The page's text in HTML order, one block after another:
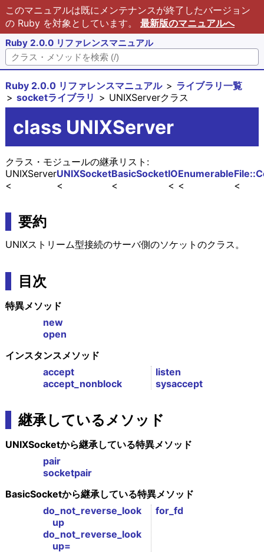
このマニュアルは既にメンテナンスが終了したバージョン
の Ruby を対象としています。 最新版のマニュアルへ
Ruby 2.0.0 リファレンスマニュアル
Ruby 2.0.0 リファレンスマニュアル
ライブラリ一覧
socketライブラリ
UNIXServerクラス
class UNIXServer
クラス・モジュールの継承リスト:
Enumerable
IO
BasicSocket
UNIXSocket
UNIXServer
要約
UNIXストリーム型接続のサーバ側のソケットのクラス。
目次
特異メソッド
new
open
インスタンスメソッド
accept
accept_nonblock
listen
sysaccept
継承しているメソッド
UNIXSocketから継承している特異メソッド
pair
socketpair
BasicSocketから継承している特異メソッド
do_not_reverse_look
up
do_not_reverse_look
up=
for_fd